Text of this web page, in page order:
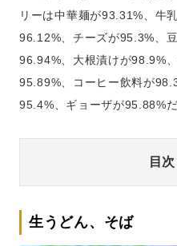
リーは中華麺が93.31%、牛
96.12%、チーズが95.3%、
96.94%、大根漬けが98.9%
95.89%、コーヒー飲料が
95.4%、ギョーザが95.88%だ
目次
生うどん、そば